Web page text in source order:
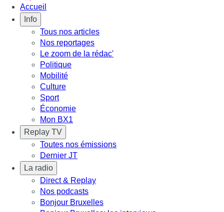
Accueil
Info
Tous nos articles
Nos reportages
Le zoom de la rédac'
Politique
Mobilité
Culture
Sport
Économie
Mon BX1
Replay TV
Toutes nos émissions
Dernier JT
La radio
Direct & Replay
Nos podcasts
Bonjour Bruxelles